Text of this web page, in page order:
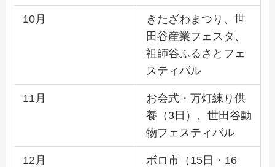
10月
きたざわまつり、世
田谷産業フェスタ、
祖師谷ふるさとフェ
スティバル
11月
お会式・万灯練り供
養（3日）、世田谷動
物フェスティバル
12月
ボロ市（15日・16